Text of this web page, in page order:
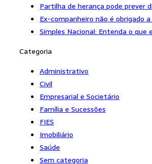
Partilha de herança pode prever
Ex-companheiro não é obrigado
Simples Nacional: Entenda o
Categoria
Administrativo
Civil
Empresarial e Societário
Família e Sucessões
FIES
Imobiliário
Saúde
Sem categoria